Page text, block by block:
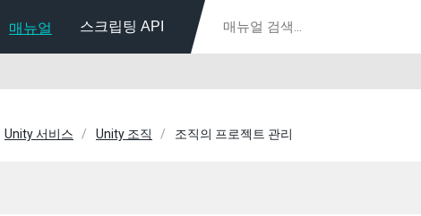
매뉴얼 스크립팅 API
Unity 서비스 Unity 조직 조직의 프로젝트 관리